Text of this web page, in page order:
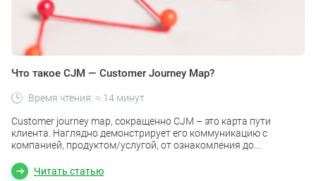
Что такое CJM — Customer Journey Map?
Customer journey map, сокращенно CJM – это карта пути
клиента. Наглядно демонстрирует его коммуникацию с
компанией, продуктом/услугой, от ознакомления до...
Читать статью
Время чтения: ≈ 14 минут